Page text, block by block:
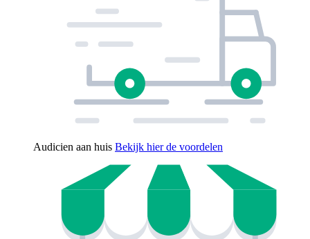
Audicien aan huis Bekijk hier de voordelen